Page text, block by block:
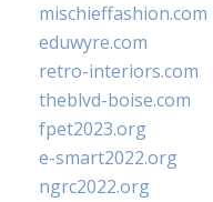
mischieffashion.com
eduwyre.com
retro-interiors.com
theblvd-boise.com
fpet2023.org
e-smart2022.org
ngrc2022.org